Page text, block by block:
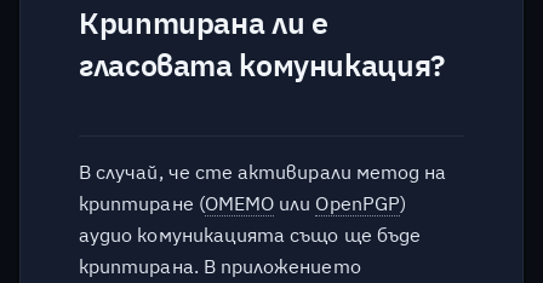
Криптирана ли е
гласовата комуникация?
В случай, че сте активирали метод на
криптиране (OMEMO или OpenPGP)
аудио комуникацията също ще бъде
криптирана. В приложението